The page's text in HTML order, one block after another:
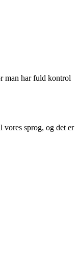
man har fuld kontrol
vores sprog, og det er